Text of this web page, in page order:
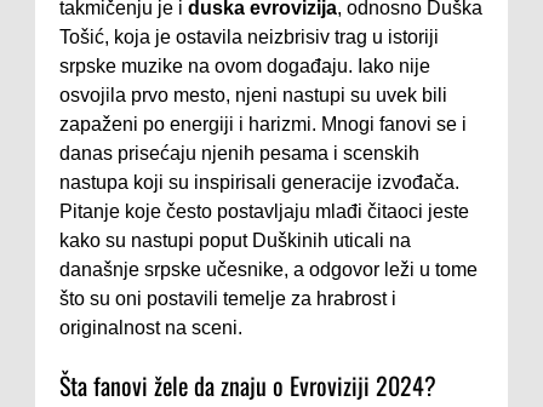
takmičenju je i duska evrovizija, odnosno Duška
Tošić, koja je ostavila neizbrisiv trag u istoriji
srpske muzike na ovom događaju. Iako nije
osvojila prvo mesto, njeni nastupi su uvek bili
zapaženi po energiji i harizmi. Mnogi fanovi se i
danas prisećaju njenih pesama i scenskih
nastupa koji su inspirisali generacije izvođača.
Pitanje koje često postavljaju mlađi čitaoci jeste
kako su nastupi poput Duškinih uticali na
današnje srpske učesnike, a odgovor leži u tome
što su oni postavili temelje za hrabrost i
originalnost na sceni.
Šta fanovi žele da znaju o Evroviziji 2024?